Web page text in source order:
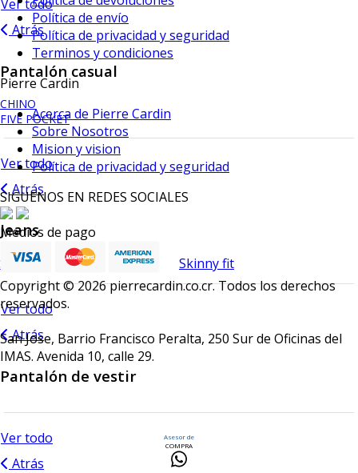
Ver todo
Atrás
Pantalón casual
CHINO
FIVE POCKET
Ver todo
Atrás
Jeans
Skim fit Skinny fit
Ver todo
Atrás
Pantalón de vestir
Ver todo
Atrás
Política de envío
Política de privacidad y seguridad
Terminos y condiciones
Pierre Cardin
Acerca de Pierre Cardin
Sobre Nosotros
Mision y vision
Política de privacidad y seguridad
SIGUENOS EN REDES SOCIALES
Medios de pago
Copyright © 2026 pierrecardin.co.cr. Todos los derechos
reservados.
San Jose, Barrio Francisco Peralta, 250 Sur de Oficinas del
IMAS. Avenida 10, calle 29.
Asesor de
COMPRA